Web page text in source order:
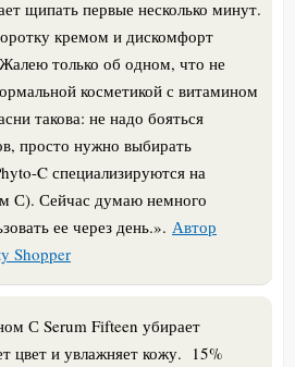
щипать первые несколько минут.
кремом и дискомфорт
только об одном, что не
косметикой с витамином
такова: не надо бояться
просто нужно выбирать
C специализируются на
С). Сейчас думаю немного
ее через день.». Автор
Shopper
С Serum Fifteen убирает
цвет и увлажняет кожу. 15%